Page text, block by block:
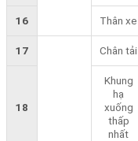
16 Thân xe
17 Chân tải
18
Khung
hạ
xuống
thấp
nhất